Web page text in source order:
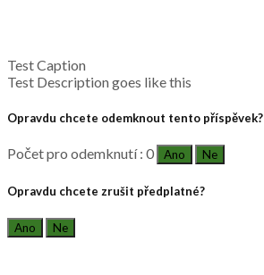
Test Caption
Test Description goes like this
Opravdu chcete odemknout tento příspěvek?
Počet pro odemknutí : 0 Ano Ne
Opravdu chcete zrušit předplatné?
Ano Ne